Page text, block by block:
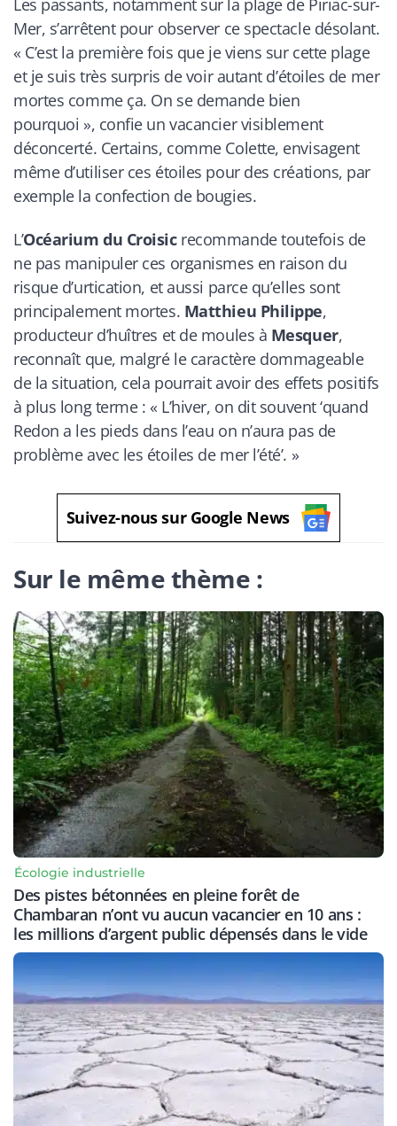
Les passants, notamment sur la plage de Piriac-sur-
Mer, s’arrêtent pour observer ce spectacle désolant.
« C’est la première fois que je viens sur cette plage
et je suis très surpris de voir autant d’étoiles de mer
mortes comme ça. On se demande bien
pourquoi », confie un vacancier visiblement
déconcerté. Certains, comme Colette, envisagent
même d’utiliser ces étoiles pour des créations, par
exemple la confection de bougies.
L’Océarium du Croisicrecommande toutefois de
ne pas manipuler ces organismes en raison du
risque d’urtication, et aussi parce qu’elles sont
principalement mortes. Matthieu Philippe,
producteur d’huîtres et de moules à Mesquer,
reconnaît que, malgré le caractère dommageable
de la situation, cela pourrait avoir des effets positifs
à plus long terme : « L’hiver, on dit souvent ‘quand
Redon a les pieds dans l’eau on n’aura pas de
problème avec les étoiles de mer l’été’. »
Suivez-nous sur Google News
Sur le même thème :
Écologie industrielle
Des pistes bétonnées en pleine forêt de
Chambaran n’ont vu aucun vacancier en 10 ans :
les millions d’argent public dépensés dans le vide